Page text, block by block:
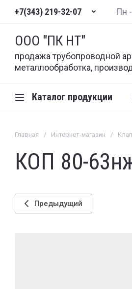
+7(343) 219-32-07 Пн
ООО "ПК НТ"
продажа трубопроводной
металлообработка,
Каталог продукции
Главная / Интернет-магазин /
КОП 80-
Предыдущий